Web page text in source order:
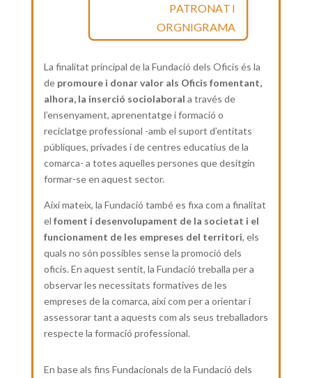
PATRONAT I
ORGNIGRAMA
La finalitat principal de la Fundació dels Oficis és la
de promoure i donar valor als Oficis fomentant,
alhora, la inserció sociolaboral a través de
l’ensenyament, aprenentatge i formació o
reciclatge professional -amb el suport d’entitats
públiques, privades i de centres educatius de la
comarca- a totes aquelles persones que desitgin
formar-se en aquest sector.
Així mateix, la Fundació també es fixa com a finalitat
el foment i desenvolupament de la societat i el
funcionament de les empreses del territori, els
quals no són possibles sense la promoció dels
oficis. En aquest sentit, la Fundació treballa per a
observar les necessitats formatives de les
empreses de la comarca, així com per a orientar i
assessorar tant a aquests com als seus treballadors
respecte la formació professional.
En base als fins Fundacionals de la Fundació dels